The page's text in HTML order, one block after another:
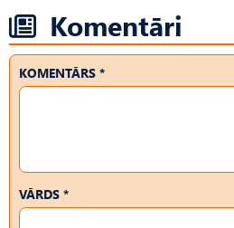
Komentāri
KOMENTĀRS *
VĀRDS *